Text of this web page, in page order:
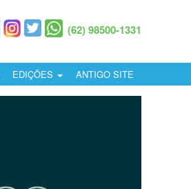
(62) 98500-1331
EDIÇÕES ANTIGO SITE